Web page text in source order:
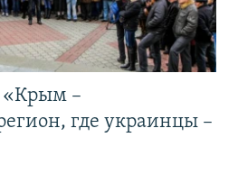
–
где украинцы –